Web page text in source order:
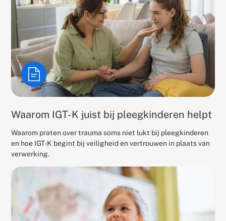
Waarom IGT-K juist bij pleegkinderen helpt
Waarom praten over trauma soms niet lukt bij pleegkinderen
en hoe IGT-K begint bij veiligheid en vertrouwen in plaats van
verwerking.